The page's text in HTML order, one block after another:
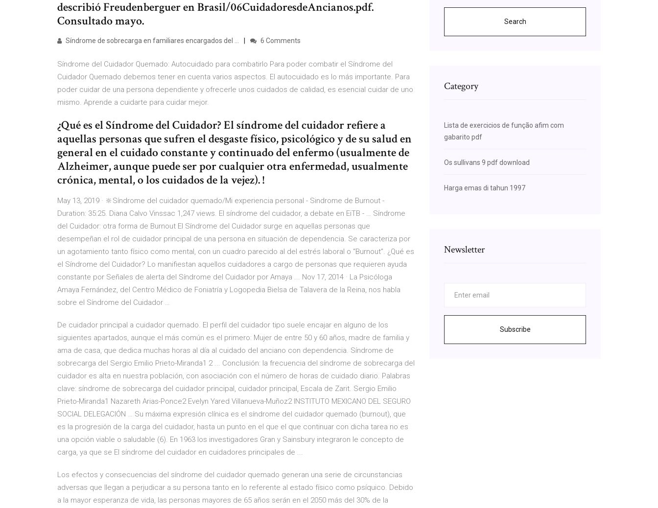
describió Freudenberguer en Brasil/06CuidadoresdeAncianos.pdf.
Consultado mayo.
Síndrome de sobrecarga en familiares encargados del ... 6 Comments
Síndrome del Cuidador Quemado: Autocuidado para combatirlo Para poder combatir el Síndrome del
Cuidador Quemado debemos tener en cuenta varios aspectos. El autocuidado es lo más importante. Para
poder cuidar de una persona dependiente y ofrecerle unos cuidados de calidad, es esencial cuidar de uno
mismo. Aprende a cuidarte para cuidar mejor.
¿Qué es el Síndrome del Cuidador? El síndrome del cuidador refiere a
aquellas personas que sufren el desgaste físico, psicológico y de su salud en
general en el cuidado constante y continuado del enfermo (usualmente de
Alzheimer, aunque puede ser por cualquier otra enfermedad, usualmente
crónica, mental, o los cuidados de la vejez). !
May 13, 2019 · 🔆Síndrome del cuidador quemado/Mi experiencia personal - Sindrome de Burnout -
Duration: 35:25. Diana Calvo Vinssac 1,247 views. El síndrome del cuidador, a debate en EiTB - … Síndrome
del Cuidador: otra forma de Burnout El Síndrome del Cuidador surge en aquellas personas que
desempeñan el rol de cuidador principal de una persona en situación de dependencia. Se caracteriza por
un agotamiento tanto físico como mental, con un cuadro parecido al del estrés laboral o “Burnout”. ¿Qué es
el Síndrome del Cuidador? Lo manifiestan aquellos cuidadores a cargo de personas que requieren ayuda
constante por Señales de alerta del Síndrome del Cuidador por Amaya ... Nov 17, 2014 · La Psicóloga
Amaya Fernández, del Centro Médico de Foniatría y Logopedia Bielsa de Talavera de la Reina, nos habla
sobre el Síndrome del Cuidador …
De cuidador principal a cuidador quemado. El perfil del cuidador tipo suele encajar en alguno de los
siguientes apartados, aunque el más común es el primero: Mujer de entre 50 y 60 años, madre de familia y
ama de casa, que dedica muchas horas al día al cuidado del anciano con dependencia. Síndrome de
sobrecarga del Sergio Emilio Prieto-Miranda1 2 ... Conclusión: la frecuencia del síndrome de sobrecarga del
cuidador es alta en nuestra población, con asociación con el número de horas de cuidado diario. Palabras
clave: síndrome de sobrecarga del cuidador principal, cuidador principal, Escala de Zarit. Sergio Emilio
Prieto-Miranda1 Nazareth Arias-Ponce2 Evelyn Yared Villanueva-Muñoz2 INSTITUTO MEXICANO DEL SEGURO
SOCIAL DELEGACIÓN … Su máxima expresión clínica es el síndrome del cuidador quemado (burnout), que
es la progresión de la carga del cuidador, hasta un punto en el que el que continuar con dicha tarea no es
una opción viable o saludable (6). En 1963 los investigadores Gran y Sainsbury integraron le concepto de
carga, ya que se El síndrome del cuidador en cuidadores principales de ...
Los efectos y consecuencias del síndrome del cuidador quemado generan una serie de circunstancias
adversas que llegan a perjudicar a su persona tanto en lo referente al estado físico como psíquico. Debido
a la mayor esperanza de vida, las personas mayores de 65 años serán en el 2050 más del 30% de la
Search
Category
Lista de exercicios de função afim com
gabarito pdf
Os sullivans 9 pdf download
Harga emas di tahun 1997
Newsletter
Subscribe